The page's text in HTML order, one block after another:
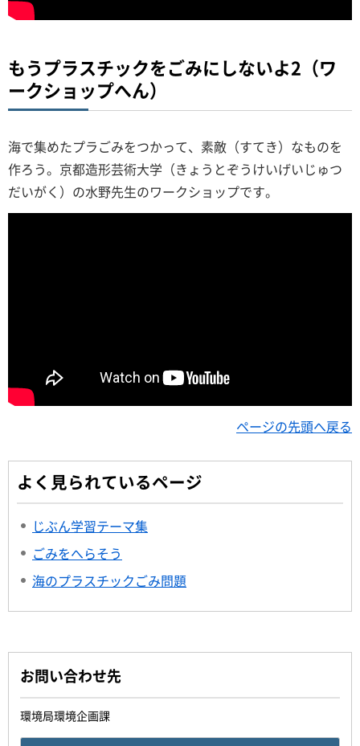
もうプラスチックをごみにしないよ2（ワ
ークショップへん）
海で集めたプラごみをつかって、素敵（すてき）なものを
作ろう。京都造形芸術大学（きょうとぞうけいげいじゅつ
だいがく）の水野先生のワークショップです。
ページの先頭へ戻る
よく見られているページ
じぶん学習テーマ集
ごみをへらそう
海のプラスチックごみ問題
お問い合わせ先
環境局環境企画課